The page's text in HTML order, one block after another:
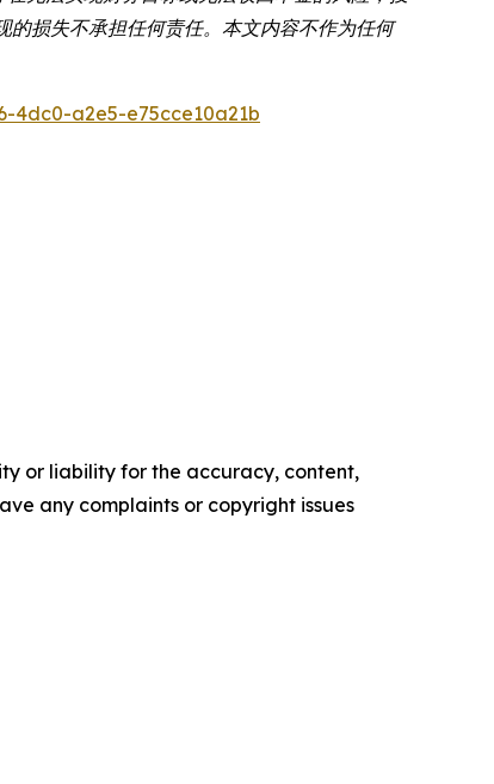
损失不承担任何责任。本文内容不作为任何
4dc0-a2e5-e75cce10a21b
or liability for the accuracy, content,
any complaints or copyright issues